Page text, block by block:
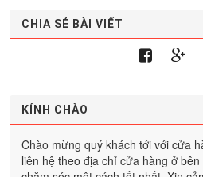
CHIA SẺ BÀI VIẾT
KÍNH CHÀO
Chào mừng quý khách tới với cửa
liên hệ theo địa chỉ cửa hàng ở